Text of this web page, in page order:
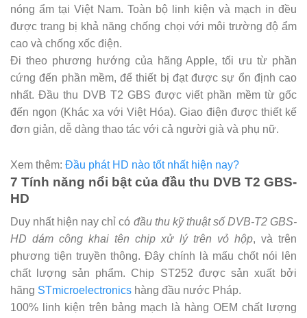
nóng ẩm tại Việt Nam. Toàn bộ linh kiện và mạch in đều
được trang bị khả năng chống chọi với môi trường độ ẩm
cao và chống xốc điện.
Đi theo phương hướng của hãng Apple, tối ưu từ phần
cứng đến phần mềm, để thiết bị đạt được sự ổn định cao
nhất. Đầu thu DVB T2 GBS được viết phần mềm từ gốc
đến ngọn (Khác xa với Việt Hóa). Giao điện được thiết kế
đơn giản, dễ dàng thao tác với cả người già và phụ nữ.
Xem thêm: Đầu phát HD nào tốt nhất hiện nay?
7 Tính năng nổi bật của đầu thu DVB T2 GBS-
HD
Duy nhất hiện nay chỉ có đầu thu kỹ thuật số DVB-T2 GBS-
HD dám công khai tên chip xử lý trên vỏ hộp, và trên
phương tiện truyền thông. Đây chính là mấu chốt nói lên
chất lượng sản phẩm. Chip ST252 được sản xuất bởi
hãng STmicroelectronics hàng đầu nước Pháp.
100% linh kiện trên bảng mạch là hàng OEM chất lượng